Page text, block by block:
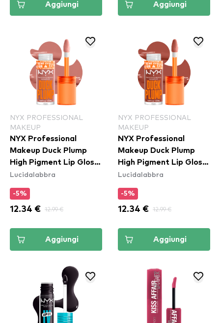
Aggiungi Aggiungi
NYX PROFESSIONAL
MAKEUP
NYX Professional
Makeup Duck Plump
High Pigment Lip Gloss
- Banging Bare
Lucidalabbra
-5%
12.34 € 12.99 €
Aggiungi
NYX PROFESSIONAL
MAKEUP
NYX Professional
Makeup Duck Plump
High Pigment Lip Gloss
- Brown Of Applause
Lucidalabbra
-5%
12.34 € 12.99 €
Aggiungi